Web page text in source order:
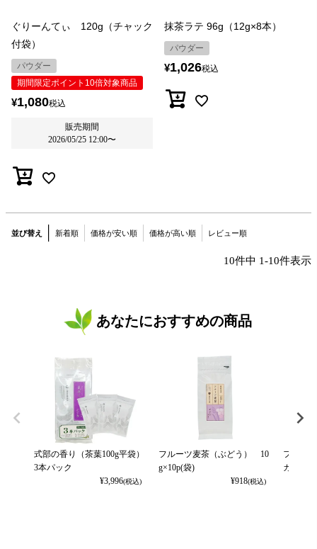
ぐりーんてぃ 120g（チャック
付袋）
パウダー
期間限定ポイント10倍対象商品
¥1,080税込
販売期間
2026/05/25 12:00〜
抹茶ラテ 96g（12g×8本）
パウダー
¥1,026税込
並び替え 新着順 価格が安い順 価格が高い順 レビュー順
10件中 1-10件表示
あなたにおすすめの商品
式部の香り（茶葉100g平袋）
3本パック
¥3,996(税込)
フルーツ麦茶（ぶどう） 10
g×10p(袋)
¥918(税込)
フルー
カット